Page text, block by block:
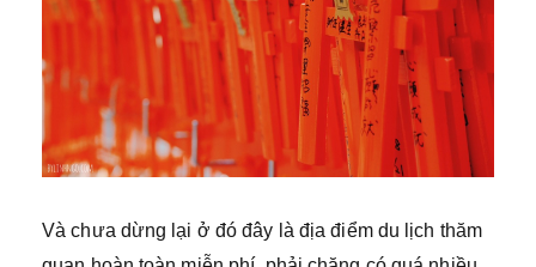
Và chưa dừng lại ở đó đây là địa điểm du lịch thăm